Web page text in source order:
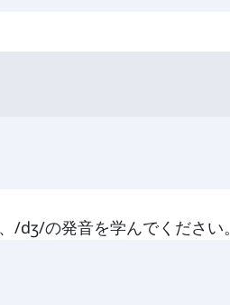
/dʒ/の発音を学んでください。